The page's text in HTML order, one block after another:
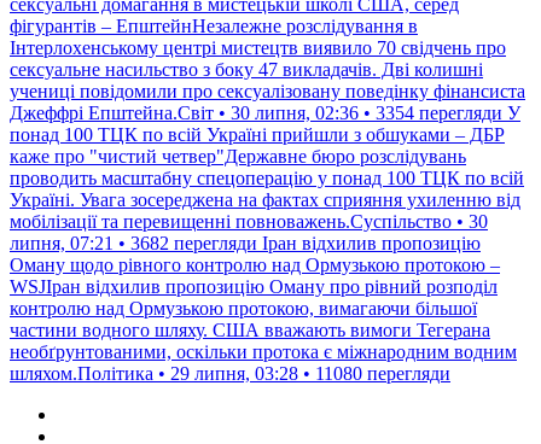
фігурантів – ЕпштейнНезалежне розслідування в
Інтерлохенському центрі мистецтв виявило 70 свідчень про
сексуальне насильство з боку 47 викладачів. Дві колишні
учениці повідомили про сексуалізовану поведінку фінансиста
Джеффрі Епштейна.Світ • 30 липня, 02:36 • 3354 перегляди У
понад 100 ТЦК по всій Україні прийшли з обшуками – ДБР
каже про "чистий четвер"Державне бюро розслідувань
проводить масштабну спецоперацію у понад 100 ТЦК по всій
Україні. Увага зосереджена на фактах сприяння ухиленню від
мобілізації та перевищенні повноважень.Суспільство • 30
липня, 07:21 • 3682 перегляди Іран відхилив пропозицію
Оману щодо рівного контролю над Ормузькою протокою –
WSJІран відхилив пропозицію Оману про рівний розподіл
контролю над Ормузькою протокою, вимагаючи більшої
частини водного шляху. США вважають вимоги Тегерана
необґрунтованими, оскільки протока є міжнародним водним
шляхом.Політика • 29 липня, 03:28 • 11080 перегляди